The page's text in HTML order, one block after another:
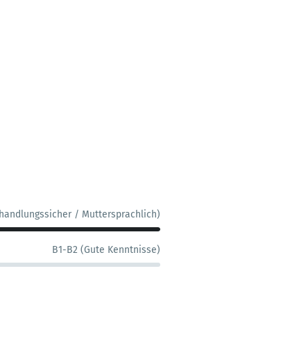
/ Muttersprachlich)
B1-B2 (Gute Kenntnisse)